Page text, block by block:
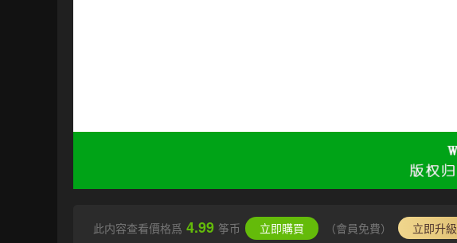
此内容查看價格爲 4.99 筝币 立即購買 （會員免費）
立即升級